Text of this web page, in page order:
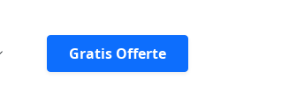
Gratis Offerte